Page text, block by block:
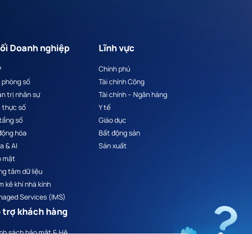
Doanh nghiệp
phòng số
trị nhân sự
thực số
số
hóa
& AI
mật
tâm dữ liệu
kê khí nhà kính
Services (IMS)
Lĩnh vực
Chính phủ
Tài chính Công
Tài chính – Ngân hàng
Y tế
Giáo dục
Bất động sản
Sản xuất
trợ khách hàng